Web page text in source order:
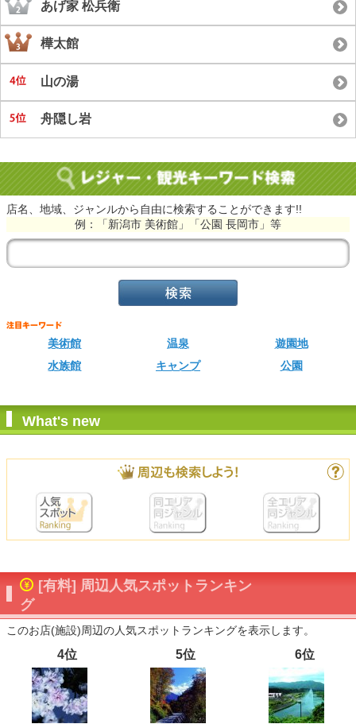
あげ家 松兵衛
樺太館
山の湯
舟隠し岩
店名、地域、ジャンルから自由に検索することができます!!
例：「新潟市 美術館」「公園 長岡市」等
美術館 温泉
遊園地
水族館
キャンプ 公園
What's new
[有料] 周辺人気スポットランキン
グ
このお店(施設)周辺の人気スポットランキングを表示します。
4位 5位 6位